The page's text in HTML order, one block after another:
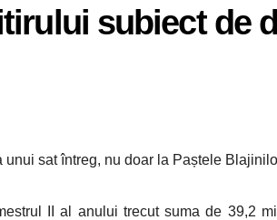
subiect de
sat întreg, nu doar la Paștele
II al anului trecut suma de 39,2